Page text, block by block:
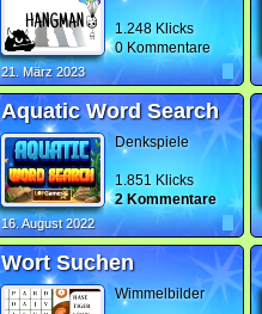
1.248 Klicks
0 Kommentare
21. März 2023
Aquatic Word Search
Denkspiele
1.851 Klicks
2 Kommentare
16. August 2022
Wort Suchen
Wimmelbilder